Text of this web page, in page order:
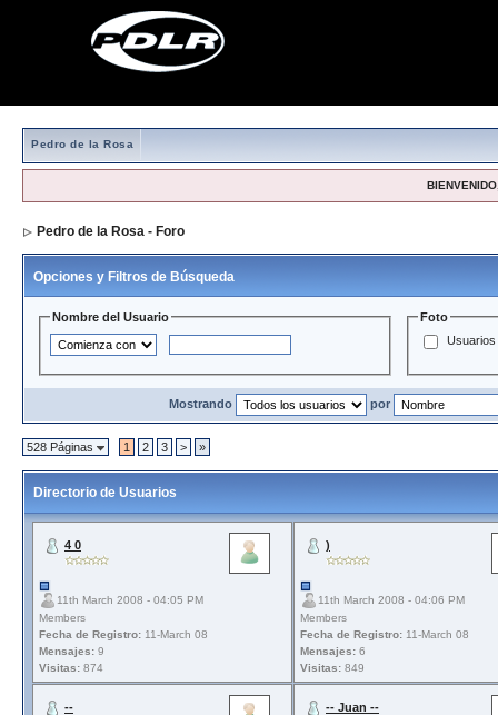
Pedro de la Rosa
Pedro de la Rosa - Foro
Opciones y Filtros de Búsqueda
Nombre del Usuario
Foto
Usuarios
Mostrando por
528 Páginas 1 2 3 > »
Directorio de Usuarios
4 0
11th March 2008 - 04:05 PM
Members
Fecha de Registro: 11-March 08
Mensajes: 9
Visitas: 874
)
11th March 2008 - 04:06 PM
Members
Fecha de Registro: 11-March 08
Mensajes: 6
Visitas: 849
-- -- Juan --